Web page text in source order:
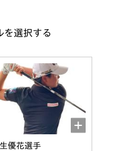
を選択する
優花選手